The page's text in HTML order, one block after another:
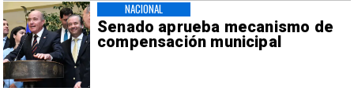
Senado aprueba mecanismo de
compensación municipal
NACIONAL